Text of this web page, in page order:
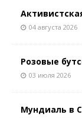
04 августа 2026
Розовые
03 июля 2026
Мундиаль в